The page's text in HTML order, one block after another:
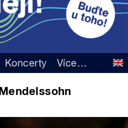
Koncerty Více…